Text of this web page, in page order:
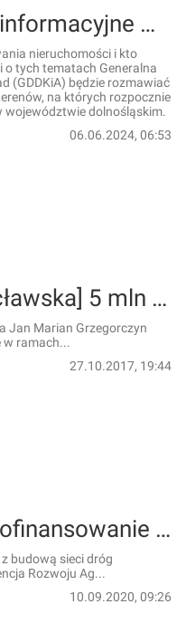
Ruszają spotkania informacyjne w sprawie przejmowania nieruchomości pod budowę drogi ekspresowej S8
nieruchomości i kto
o tych tematach Generalna
(GDDKiA) będzie rozmawiać
na których rozpocznie
województwie dolnośląskim.
06.06.2024, 06:53
[Aglomeracja Wrocławska] 5 mln zł na uzbrojenie terenów inwestycyjnych w gminie Miękinia
Jan Marian Grzegorczyn
w ramach...
27.10.2017, 19:44
ARAW otrzymała dofinansowanie na budowę dróg rowerowych w gminach wokół Wrocławia
budową sieci dróg
Rozwoju Ag...
10.09.2020, 09:26